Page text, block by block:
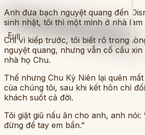
Full
Anh đưa bạch nguyệt quang đến
sinh nhật, tôi thì một mình ở nhà làm
Chỉ vì kiếp trước, tôi biết rõ trong
nguyệt quang, nhưng vẫn cố cầu
nhà họ Chu.
Thế nhưng Chu Kỳ Niên lại quên
của chúng tôi, sau khi kết hôn chỉ
khách suốt cả đời.
Tôi giặt giũ nấu ăn cho anh, anh nói:
đừng để tay em bẩn.”